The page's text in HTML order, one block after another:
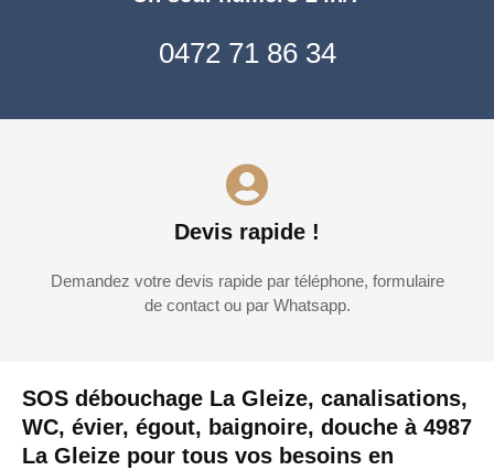
SOS débouchage La Gleize, canalisations,
WC, évier, égout, baignoire, douche à 4987
La Gleize pour tous vos besoins en
0472 71 86 34
Devis rapide !
Demandez votre devis rapide par téléphone, formulaire
de contact ou par Whatsapp.